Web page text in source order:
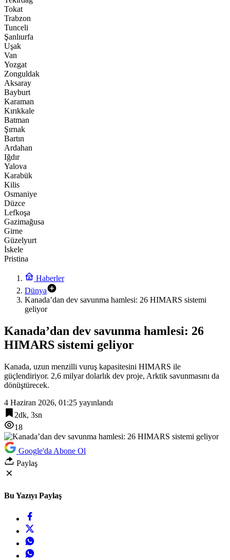
Tokat
Trabzon
Tunceli
Şanlıurfa
Uşak
Van
Yozgat
Zonguldak
Aksaray
Bayburt
Karaman
Kırıkkale
Batman
Şırnak
Bartın
Ardahan
Iğdır
Yalova
Karabük
Kilis
Osmaniye
Düzce
Lefkoşa
Gazimağusa
Girne
Güzelyurt
İskele
Pristina
Haberler
Dünya
Kanada’dan dev savunma hamlesi: 26 HIMARS sistemi
geliyor
Kanada’dan dev savunma hamlesi: 26
HIMARS sistemi geliyor
Kanada, uzun menzilli vuruş kapasitesini HIMARS ile
güçlendiriyor. 2,6 milyar dolarlık dev proje, Arktik savunmasını da
dönüştürecek.
4 Haziran 2026, 01:25 yayınlandı
2dk, 3sn
18
Google'da Abone Ol
Paylaş
Bu Yazıyı Paylaş